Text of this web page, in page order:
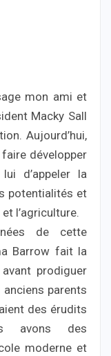
mon ami et
Macky Sall
Aujourd’hui,
développer
d’appeler la
potentialités et
l’agriculture.
de cette
Barrow fait la
prodiguer
parents
des érudits
avons des
moderne et